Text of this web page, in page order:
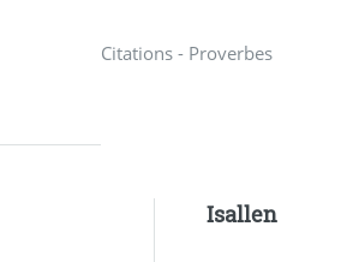
Citations - Proverbes
Isallen